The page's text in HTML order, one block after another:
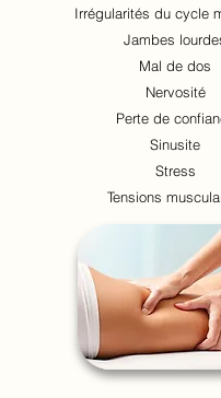
Irrégularités du cycle
Jambes
Mal de dos
Nervosité
Perte de
Sinusite
Stress
Tensions